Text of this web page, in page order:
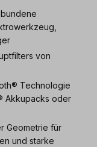
von
Technologie
Akkupacks oder
Geometrie für
und starke